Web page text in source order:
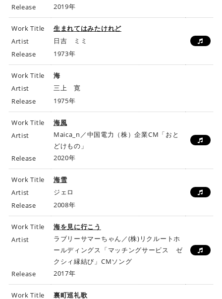
Release
2019年
Work Title
生まれてはみたけれど
Artist
日吉 ミミ
Release
1973年
Work Title
海
Artist
三上 寛
Release
1975年
Work Title
海風
Artist
Maica_n／中国電力（株）企業CM「おと
どけもの」
Release
2020年
Work Title
海雪
Artist
ジェロ
Release
2008年
Work Title
海を見に行こう
Artist
ラブリーサマーちゃん／(株)リクルートホ
ールディングス「マッチングサービス ゼ
クシィ縁結び」CMソング
Release
2017年
Work Title 裏町巡礼歌